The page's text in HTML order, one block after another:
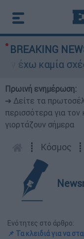
BREAKING
καμία σχέση
Πρωινή ενημέρωση:
➔ Δείτε τα
περισσότερα για τον
γιορτάζουν σήμερα
┋ Κόσμος ┋
Ενότητες στο άρθρο:
📌 Τα κλειδιά για να